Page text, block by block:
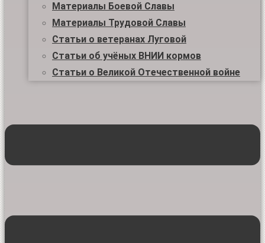
Материалы Боевой Славы
Материалы Трудовой Славы
Статьи о ветеранах Луговой
Статьи об учёных ВНИИ кормов
Статьи о Великой Отечественной войне